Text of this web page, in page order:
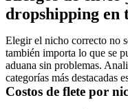
dropshipping en
Elegir el nicho correcto no
también importa lo que se
aduana sin problemas.
categorías más destacadas
Costos de flete por